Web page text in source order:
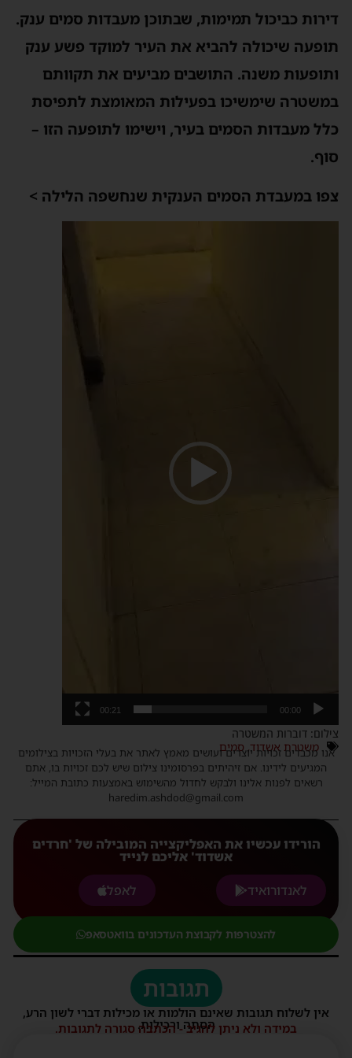
דירות כביכול תמימות, שבתוכן מעבדות סמים ענק.
תופעה שיכולה להביא את העיר למוקד פשע ענק
ותופעות משנה. התושבים מביעים את תקוותם
במשטרה שימשיכו בפעילות המאומצת לתפיסת
כלל מעבדות הסמים בעיר, וישימו לתופעה הזו –
סוף.
צפו במעבדת הסמים הענקית שנחשפה הלילה >
00:00
00:21
צילום: דוברות המשטרה
משטרת אשדוד, סמים
אנו מכבדים זכויות יוצרים ועושים מאמץ לאתר את בעלי הזכויות בצילומים
המגיעים לידינו. אם זיהיתים בפרסומינו צילום שיש לכם זכויות בו, אתם
רשאים לפנות אלינו ולבקש לחדול מהשימוש באמצעות כתובת המייל:
haredim.ashdod@gmail.com
הורידו עכשיו את האפליקצייה המובילה של 'חרדים
אשדוד' אליכם לנייד
לאנדורואיד
לאפל
להצטרפות לקבוצת העדכונים בוואטסאפ
תגובות
אין לשלוח תגובות שאינם הולמות או מכילות דברי לשון הרע,
הסתה ורכילות.
במידה ולא ניתן להגיב - הכתבה סגורה לתגובות.